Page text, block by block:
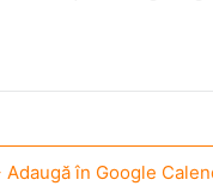
Adaugă în Google